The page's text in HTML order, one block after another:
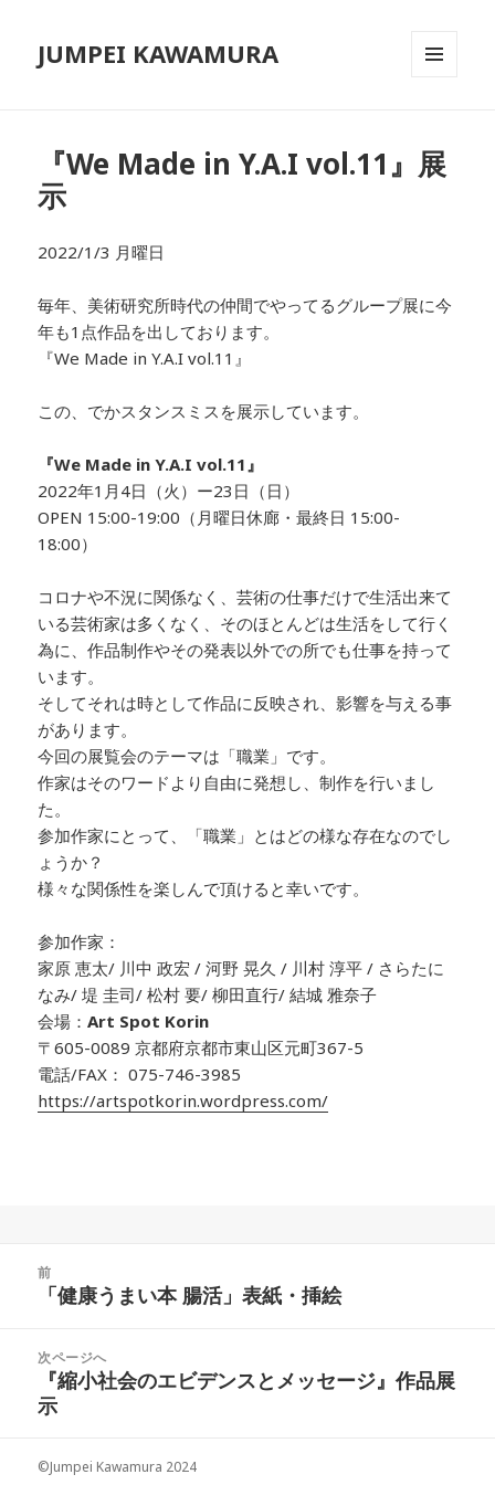
JUMPEI KAWAMURA
ット
『We Made in Y.A.I vol.11』展
示
2022/1/3 月曜日
毎年、美術研究所時代の仲間でやってるグループ展に今
年も1点作品を出しております。
『We Made in Y.A.I vol.11』
この、でかスタンスミスを展示しています。
『We Made in Y.A.I vol.11』
2022年1月4日（火）ー23日（日）
OPEN 15:00-19:00（月曜日休廊・最終日 15:00-
18:00）
コロナや不況に関係なく、芸術の仕事だけで生活出来て
いる芸術家は多くなく、そのほとんどは生活をして行く
為に、作品制作やその発表以外での所でも仕事を持って
います。
そしてそれは時として作品に反映され、影響を与える事
があります。
今回の展覧会のテーマは「職業」です。
作家はそのワードより自由に発想し、制作を行いまし
た。
参加作家にとって、「職業」とはどの様な存在なのでし
ょうか？
様々な関係性を楽しんで頂けると幸いです。
参加作家：
家原 恵太/ 川中 政宏 / 河野 晃久 / 川村 淳平 / さらたに
なみ/ 堤 圭司/ 松村 要/ 柳田直行/ 結城 雅奈子
会場：Art Spot Korin
〒605-0089 京都府京都市東山区元町367-5
電話/FAX： 075-746-3985
https://artspotkorin.wordpress.com/
前
前
投
稿:
「健康うまい本 腸活」表紙・挿絵
次ページへ
次
の
稿:
『縮小社会のエビデンスとメッセージ』作品展
示
©Jumpei Kawamura 2024